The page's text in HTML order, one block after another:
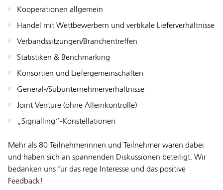
Kooperationen allgemein
Handel mit Wettbewerbern und vertikale Lieferverhältnisse
Verbandssitzungen/Branchentreffen
Statistiken & Benchmarking
Konsortien und Liefergemeinschaften
General-/Subunternehmerverhältnisse
Joint Venture (ohne Alleinkontrolle)
„Signalling“-Konstellationen
Mehr als 80 Teilnehmerinnen und Teilnehmer waren dabei
und haben sich an spannenden Diskussionen beteiligt. Wir
bedanken uns für das rege Interesse und das positive
Feedback!